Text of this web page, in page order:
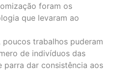
foram os
que levaram ao
trabalhos puderam
de indivíduos das
parra dar consistência aos